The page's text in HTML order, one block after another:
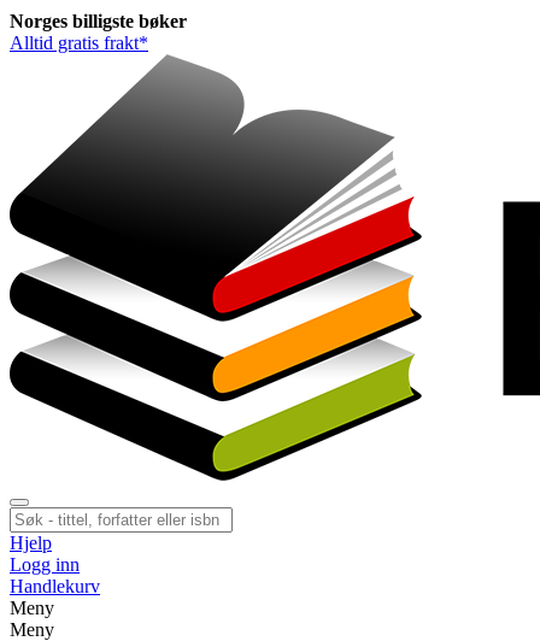
Norges billigste bøker
Alltid gratis frakt*
Hjelp
Logg inn
Handlekurv
Meny
Meny